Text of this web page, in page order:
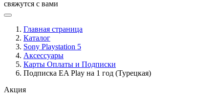
свяжутся с вами
Главная страница
Каталог
Sony Playstation 5
Аксессуары
Карты Оплаты и Подписки
Подписка EA Play на 1 год (Турецкая)
Акция